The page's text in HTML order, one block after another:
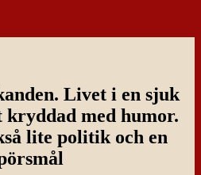
Livet i en sjuk
med humor.
lite politik och en